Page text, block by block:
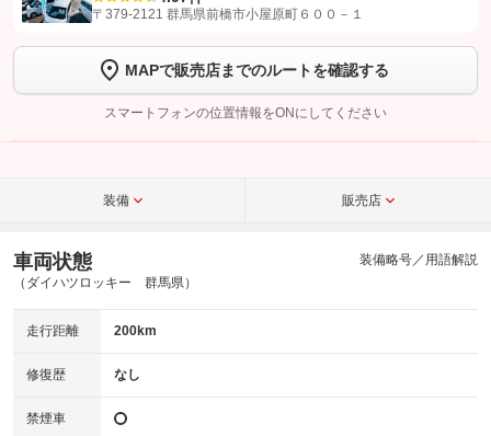
【STEP1】認証画面でグーネットを友だち追加してから「許可する」ボタンを押
トーク画面で
ボタンをタップして問い合わせを
完了してください。
こちら
〒379-2121 群馬県前橋市小屋原町６００－１
MAPで販売店までのルートを確認する
スマートフォンの位置情報をONにしてください
装備 販売店
車両状態
（ダイハツロッキー 群馬県）
装備略号／用語解説
走行距離 200km
修復歴 なし
禁煙車